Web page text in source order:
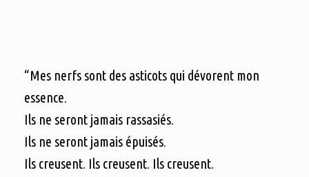
“Mes nerfs sont des asticots qui dévorent mon
essence.
Ils ne seront jamais rassasiés.
Ils ne seront jamais épuisés.
Ils creusent. Ils creusent. Ils creusent.